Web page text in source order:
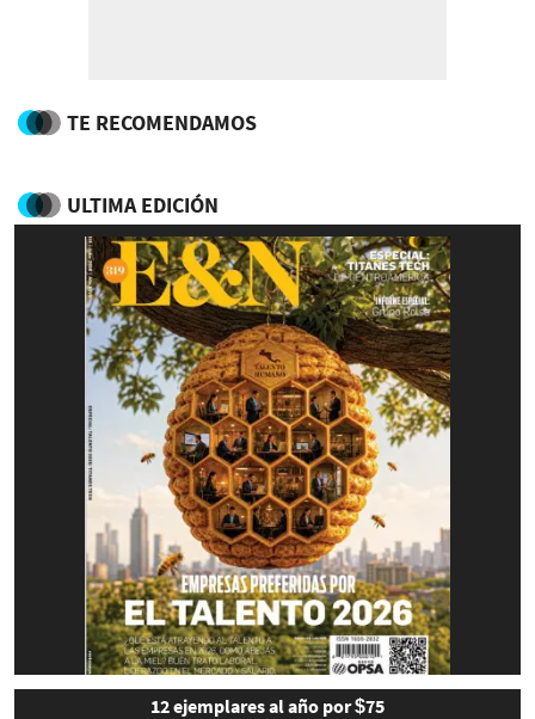
TE RECOMENDAMOS
ULTIMA EDICIÓN
12 ejemplares al año por $75